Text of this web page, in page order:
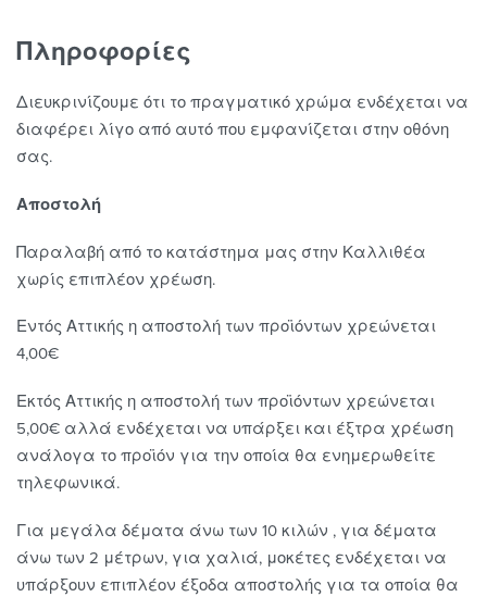
Πληροφορίες
Διευκρινίζουμε ότι το πραγματικό χρώμα ενδέχεται να
διαφέρει λίγο από αυτό που εμφανίζεται στην οθόνη
σας.
Αποστολή
Παραλαβή από το κατάστημα μας στην Καλλιθέα
χωρίς επιπλέον χρέωση.
Εντός Αττικής η αποστολή των προϊόντων χρεώνεται
4,00€
Εκτός Αττικής η αποστολή των προϊόντων χρεώνεται
5,00€ αλλά ενδέχεται να υπάρξει και έξτρα χρέωση
ανάλογα το προϊόν για την οποία θα ενημερωθείτε
τηλεφωνικά.
Για μεγάλα δέματα άνω των 10 κιλών , για δέματα
άνω των 2 μέτρων, για χαλιά, μοκέτες ενδέχεται να
υπάρξουν επιπλέον έξοδα αποστολής για τα οποία θα